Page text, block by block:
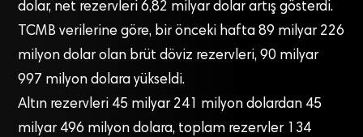
dolar, net rezervleri 6,82 milyar dolar artış gösterdi.
TCMB verilerine göre, bir önceki hafta 89 milyar 226
milyon dolar olan brüt döviz rezervleri, 90 milyar
997 milyon dolara yükseldi.
Altın rezervleri 45 milyar 241 milyon dolardan 45
milyar 496 milyon dolara, toplam rezervler 134